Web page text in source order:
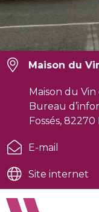
Maison du
Maison du
Bureau
Fossés,
E-mail
Site internet